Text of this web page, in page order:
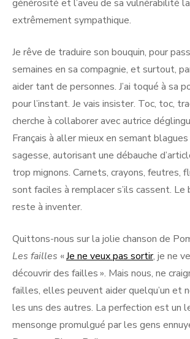
générosité et l’aveu de sa vulnérabilité
extrêmement sympathique.
Je rêve de traduire son bouquin, pour
semaines en sa compagnie, et surtout,
aider tant de personnes. J’ai toqué à sa
pour l’instant. Je vais insister. Toc, toc,
cherche à collaborer avec autrice
Français à aller mieux en semant
sagesse, autorisant une débauche
trop mignons. Carnets, crayons, feutres,
sont faciles à remplacer s’ils cassent. Le
reste à inventer.
Quittons-nous sur la jolie chanson de
Les failles «Je ne veux pas sortir, je ne
découvrir des failles ». Mais nous, ne
failles, elles peuvent aider quelqu’un et
les uns des autres. La perfection est un
mensonge promulgué par les gens